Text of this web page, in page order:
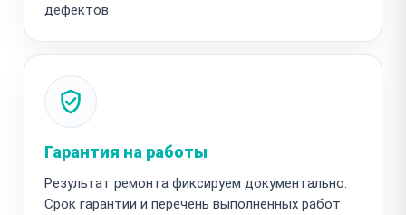
дефектов
Гарантия на работы
Результат ремонта фиксируем документально.
Срок гарантии и перечень выполненных работ